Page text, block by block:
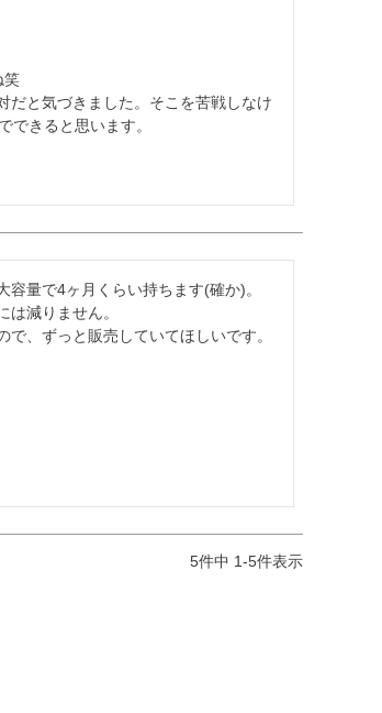
笑
だと気づきました。そこを苦戦しなけ
できると思います。
量で4ヶ月くらい持ちます(確か)。
減りません。
、ずっと販売していてほしいです。
5件中 1-5件表示